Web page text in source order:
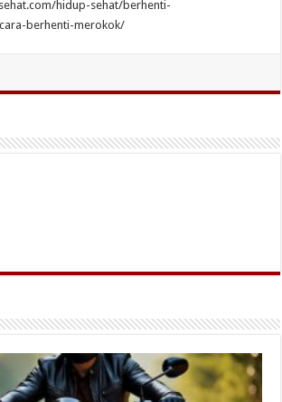
hidup-sehat/berhenti-
berhenti-merokok/